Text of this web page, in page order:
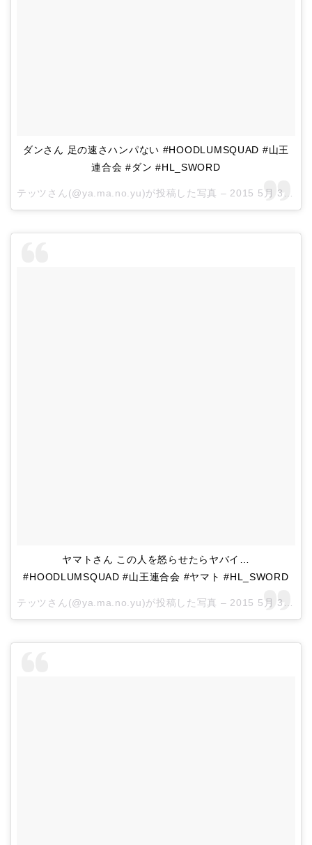
ダンさん 足の速さハンパない #HOODLUMSQUAD #山王
連合会 #ダン #HL_SWORD
テッツさん(@ya.ma.no.yu)が投稿した写真 – 2015 5月 30 2:00午前 PDT
ヤマトさん この人を怒らせたらヤバイ…
#HOODLUMSQUAD #山王連合会 #ヤマト #HL_SWORD
テッツさん(@ya.ma.no.yu)が投稿した写真 – 2015 5月 31 5:00午前 PDT